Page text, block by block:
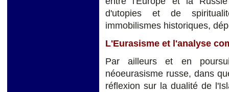
d'utopies et de
immobilismes historiques,
L'Eurasisme et l'analyse
Par ailleurs et en
néoeurasisme russe, dans
réflexion sur la dualité de